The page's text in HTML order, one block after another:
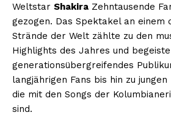
Weltstar Shakira Zehntausende
gezogen. Das Spektakel an einem
Strände der Welt zählte zu den
Highlights des Jahres und
generationsübergreifendes
langjährigen Fans bis hin zu
die mit den Songs der
sind.